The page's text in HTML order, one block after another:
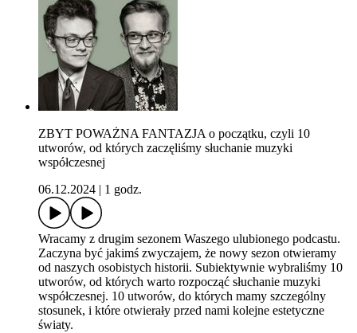
ZBYT POWAŻNA FANTAZJA o początku, czyli 10
utworów, od których zaczęliśmy słuchanie muzyki
współczesnej
06.12.2024
1 godz.
Wracamy z drugim sezonem Waszego ulubionego podcastu.
Zaczyna być jakimś zwyczajem, że nowy sezon otwieramy
od naszych osobistych historii. Subiektywnie wybraliśmy 10
utworów, od których warto rozpocząć słuchanie muzyki
współczesnej. 10 utworów, do których mamy szczególny
stosunek, i które otwierały przed nami kolejne estetyczne
światy.